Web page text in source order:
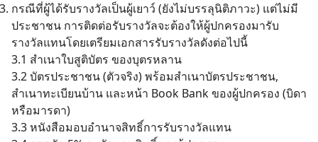
กรณีที่ผู้ได้รับรางวัลเป็นผู้เยาว์ (ยังไม่บรรลุนิติภาวะ) แต่ไม่มี
ประชาชน การติดต่อรับรางวัลจะต้องให้ผู้ปกครองมารับ
รางวัลแทนโดยเตรียมเอกสารรับรางวัลดังต่อไปนี้
3.1 สำเนาใบสูติบัตร ของบุตรหลาน
3.2 บัตรประชาชน (ตัวจริง) พร้อมสำเนาบัตรประชาชน,
สำเนาทะเบียนบ้าน และหน้า Book Bank ของผู้ปกครอง (บิดา
หรือมารดา)
3.3 หนังสือมอบอำนาจสิทธิ์การรับรางวัลแทน